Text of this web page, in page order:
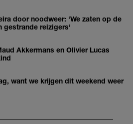
door noodweer: 'We zaten op de
gestrande reizigers'
Akkermans en Olivier Lucas
want we krijgen dit weekend weer